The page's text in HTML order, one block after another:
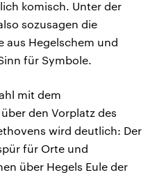
komisch. Unter der
sozusagen die
aus Hegelschem und
für Symbole.
mit dem
den Vorplatz des
wird deutlich: Der
für Orte und
über Hegels Eule der